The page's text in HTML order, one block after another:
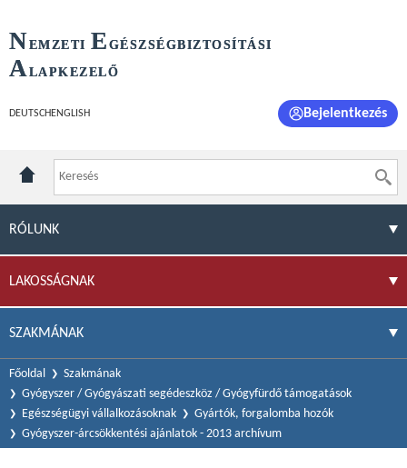
NEMZETI E GÉSZSÉGBIZTOSÍTÁSI
ALAPKEZELŐ
DEUTSCH ENGLISH Bejelentkezés
RÓLUNK
LAKOSSÁGNAK
SZAKMÁNAK
Főoldal
Szakmának
Gyógyszer / Gyógyászati segédeszköz / Gyógyfürdő támogatások
Egészségügyi vállalkozásoknak
Gyártók, forgalomba hozók
Gyógyszer-árcsökkentési ajánlatok - 2013 archívum